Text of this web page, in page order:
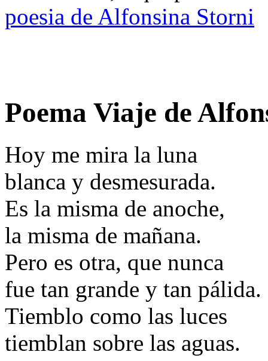
poesia de Alfonsina Storni
Poema Viaje de
Hoy me mira la luna
blanca y desmesurada.
Es la misma de anoche,
la misma de mañana.
Pero es otra, que nunca
fue tan grande y tan pálida.
Tiemblo como las luces
tiemblan sobre las aguas.